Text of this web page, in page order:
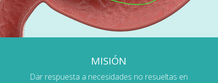
MISIÓN
Dar respuesta a necesidades no resueltas en